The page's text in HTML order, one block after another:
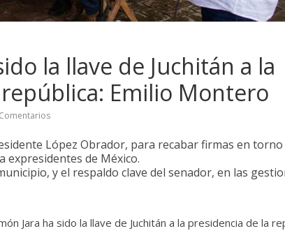
la llave de Juchitán a la
Emilio Montero
López Obrador, para recabar firmas en
expresidentes de México.
y el respaldo clave del senador, en las
Jara ha sido la llave de Juchitán a la presidencia de la